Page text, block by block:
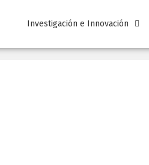
Investigación e Innovación